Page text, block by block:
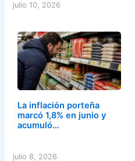
julio 10, 2026
La inflación porteña
marcó 1,8% en junio y
acumuló…
julio 8, 2026